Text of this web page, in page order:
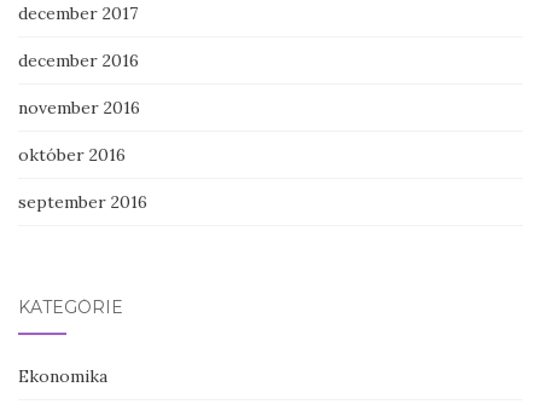
december 2017
december 2016
november 2016
október 2016
september 2016
KATEGÓRIE
Ekonomika